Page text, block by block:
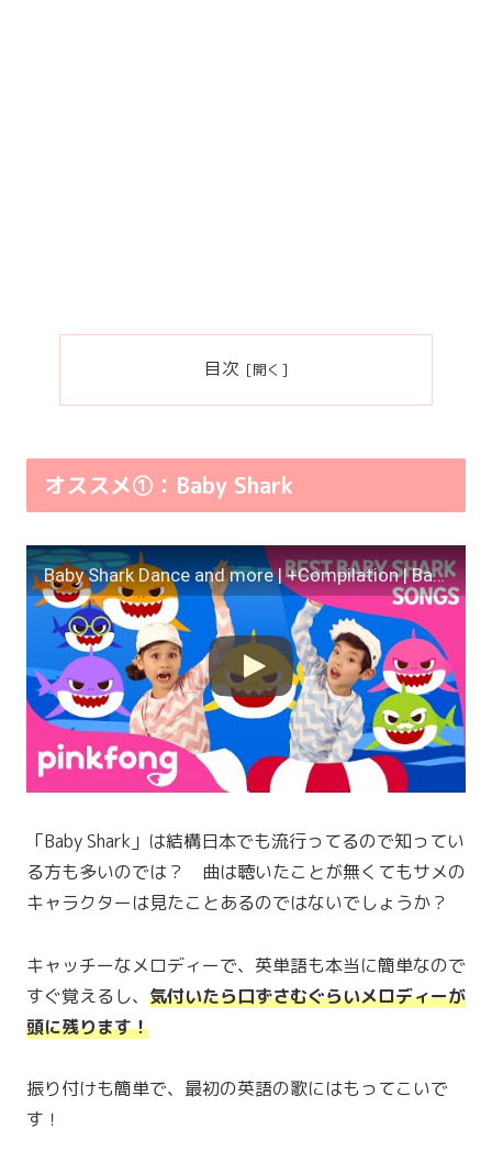
目次
オススメ①：Baby Shark
Baby Shark Dance and more | +Compilation | Baby Shark Swims to the TOP | Pinkfong Songs for Children
「Baby Shark」は結構日本でも流行ってるので知ってい
る方も多いのでは？ 曲は聴いたことが無くてもサメの
キャラクターは見たことあるのではないでしょうか？
キャッチーなメロディーで、英単語も本当に簡単なので
すぐ覚えるし、 気付いたら口ずさむぐらいメロディーが
頭に残ります！
振り付けも簡単で、最初の英語の歌にはもってこいで
す！